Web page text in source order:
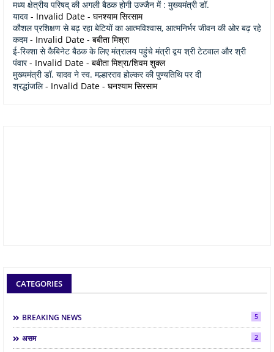
मध्य क्षेत्रीय परिषद् की अगली बैठक होगी उज्जैन में : मुख्यमंत्री डॉ.
यादव - Invalid Date - घनश्याम सिरसाम
कौशल प्रशिक्षण से बढ़ रहा बेटियों का आत्मविश्वास, आत्मनिर्भर जीवन की ओर बढ़ रहे
कदम- Invalid Date - बबीता मिश्रा
ई-रिक्शा से कैबिनेट बैठक के लिए मंत्रालय पहुंचे मंत्री द्वय श्री टेटवाल और श्री
पंवार- Invalid Date - बबीता मिश्रा/शिवम शुक्ल
मुख्यमंत्री डॉ. यादव ने स्व. मल्हारराव होल्कर की पुण्यतिथि पर दी
श्रद्धांजलि- Invalid Date - घनश्याम सिरसाम
CATEGORIES
BREAKING NEWS 5
असम 2